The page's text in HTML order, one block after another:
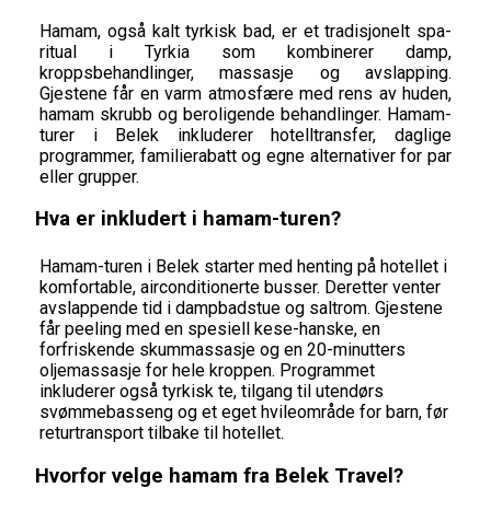
Hamam, også kalt tyrkisk bad, er et tradisjonelt spa-
ritual i Tyrkia som kombinerer damp,
kroppsbehandlinger, massasje og avslapping.
Gjestene får en varm atmosfære med rens av huden,
hamam skrubb og beroligende behandlinger. Hamam-
turer i Belek inkluderer hotelltransfer, daglige
programmer, familierabatt og egne alternativer for par
eller grupper.
Hva er inkludert i hamam-turen?
Hamam-turen i Belek starter med henting på hotellet i
komfortable, airconditionerte busser. Deretter venter
avslappende tid i dampbadstue og saltrom. Gjestene
får peeling med en spesiell kese-hanske, en
forfriskende skummassasje og en 20-minutters
oljemassasje for hele kroppen. Programmet
inkluderer også tyrkisk te, tilgang til utendørs
svømmebasseng og et eget hvileområde for barn, før
returtransport tilbake til hotellet.
Hvorfor velge hamam fra Belek Travel?